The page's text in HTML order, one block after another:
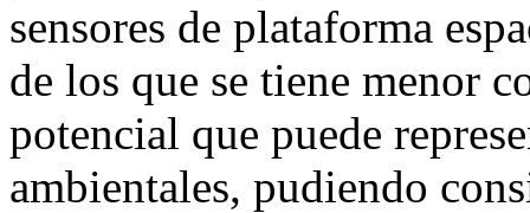
sensores de plataforma
de los que se tiene menor
potencial que puede
ambientales, pudiendo